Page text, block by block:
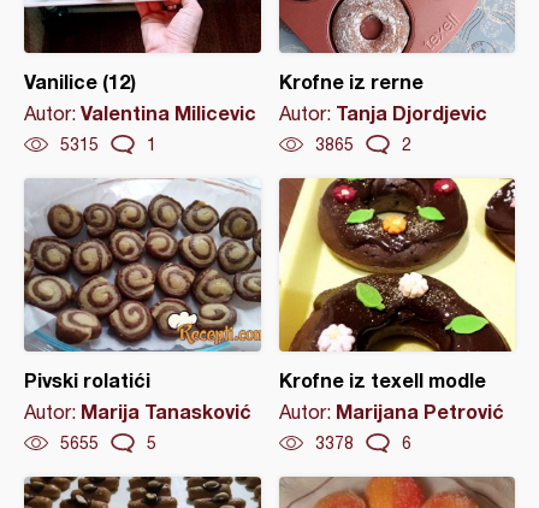
Vanilice (12)
Autor: Valentina Milicevic
5315 1
Krofne iz rerne
Autor: Tanja Djordjevic
3865 2
Pivski rolatići
Autor: Marija Tanasković
5655 5
Krofne iz texell modle
Autor: Marijana Petrović
3378 6